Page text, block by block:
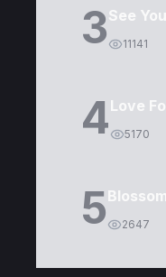
3See
11141
4Love
5170
5 2647